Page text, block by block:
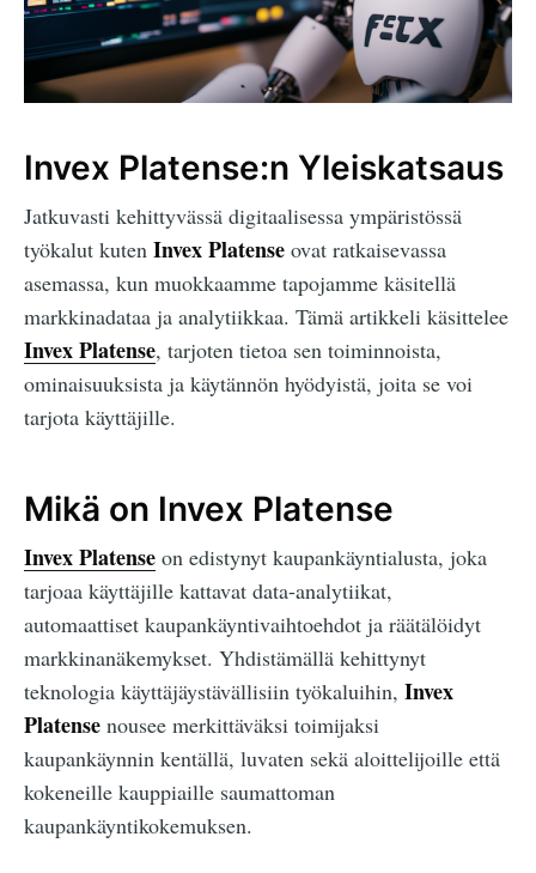
Invex Platense:n Yleiskatsaus
Jatkuvasti kehittyvässä digitaalisessa ympäristössä
työkalut kuten Invex Platense ovat ratkaisevassa
asemassa, kun muokkaamme tapojamme käsitellä
markkinadataa ja analytiikkaa. Tämä artikkeli käsittelee
Invex Platense, tarjoten tietoa sen toiminnoista,
ominaisuuksista ja käytännön hyödyistä, joita se voi
tarjota käyttäjille.
Mikä on Invex Platense
Invex Platense on edistynyt kaupankäyntialusta, joka
tarjoaa käyttäjille kattavat data-analytiikat,
automaattiset kaupankäyntivaihtoehdot ja räätälöidyt
markkinanäkemykset. Yhdistämällä kehittynyt
teknologia käyttäjäystävällisiin työkaluihin, Invex
Platense nousee merkittäväksi toimijaksi
kaupankäynnin kentällä, luvaten sekä aloittelijoille että
kokeneille kauppiaille saumattoman
kaupankäyntikokemuksen.